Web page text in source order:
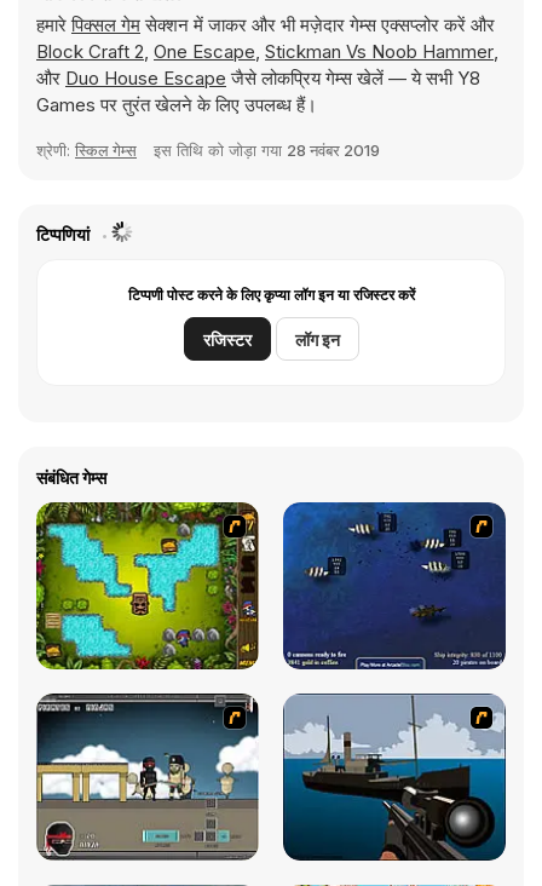
हमारेपिक्सल गेमसेक्शन में जाकर और भी मज़ेदार गेम्स एक्सप्लोर करें और
Block Craft 2, One Escape, Stickman Vs Noob Hammer,
और Duo House Escape जैसे लोकप्रिय गेम्स खेलें — ये सभी Y8
Games पर तुरंत खेलने के लिए उपलब्ध हैं।
श्रेणी: स्किल गेम्स इस तिथि को जोड़ा गया 28 नवंबर 2019
टिप्पणियां
टिप्पणी पोस्ट करने के लिए कृप्या लॉग इन या रजिस्टर करें
रजिस्टर लॉग इन
संबंधित गेम्स